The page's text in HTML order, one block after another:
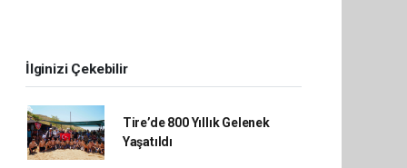
İlginizi Çekebilir
Tire’de 800 Yıllık Gelenek
Yaşatıldı